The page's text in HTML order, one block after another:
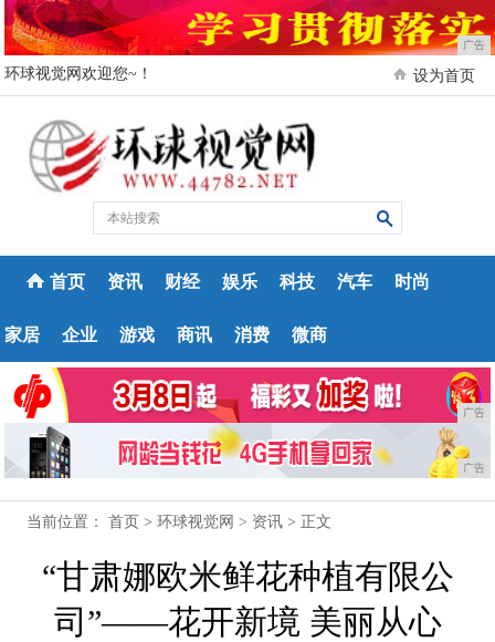
广告
环球视觉网欢迎您~！ 设为首页
首页 资讯 财经 娱乐 科技 汽车 时尚
家居 企业 游戏 商讯 消费 微商
广告
广告
当前位置：首页 >环球视觉网 > 资讯 > 正文
“甘肃娜欧米鲜花种植有限公
司”——花开新境 美丽从心